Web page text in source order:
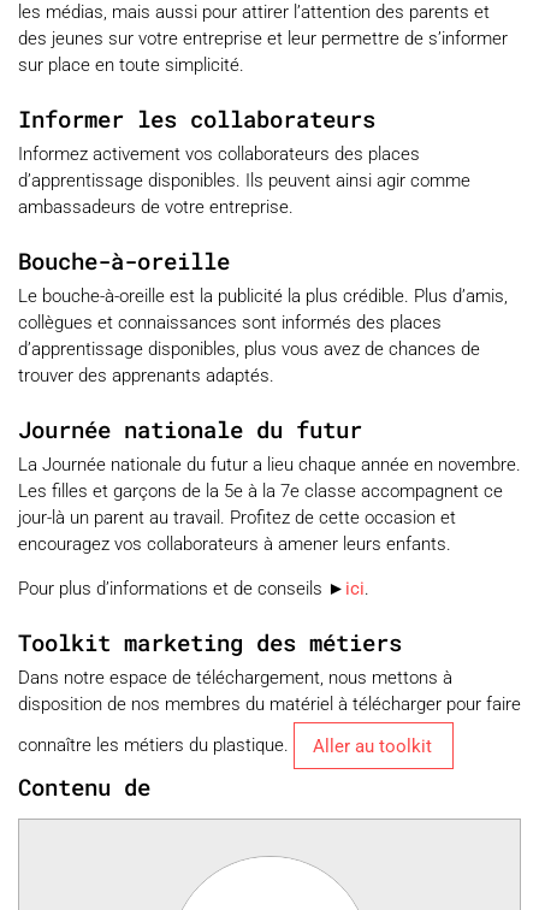
les médias, mais aussi pour attirer l’attention des parents et
des jeunes sur votre entreprise et leur permettre de s’informer
sur place en toute simplicité.
Informer les collaborateurs
Informez activement vos collaborateurs des places
d’apprentissage disponibles. Ils peuvent ainsi agir comme
ambassadeurs de votre entreprise.
Bouche-à-oreille
Le bouche-à-oreille est la publicité la plus crédible. Plus d’amis,
collègues et connaissances sont informés des places
d’apprentissage disponibles, plus vous avez de chances de
trouver des apprenants adaptés.
Journée nationale du futur
La Journée nationale du futur a lieu chaque année en novembre.
Les filles et garçons de la 5e à la 7e classe accompagnent ce
jour-là un parent au travail. Profitez de cette occasion et
encouragez vos collaborateurs à amener leurs enfants.
Pour plus d’informations et de conseils ► ici.
Toolkit marketing des métiers
Dans notre espace de téléchargement, nous mettons à
disposition de nos membres du matériel à télécharger pour faire
connaître les métiers du plastique.
Aller au toolkit
Contenu de